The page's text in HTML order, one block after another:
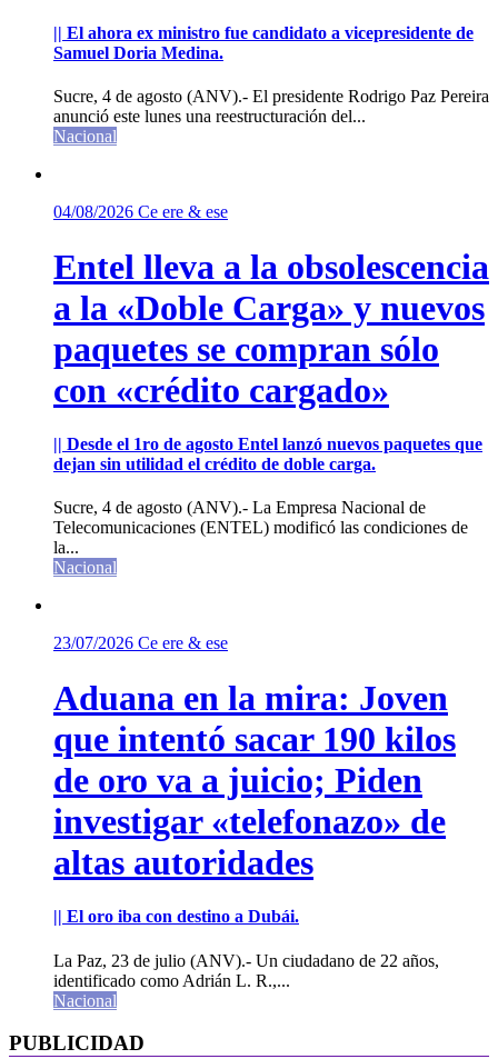
|| El ahora ex ministro fue candidato a vicepresidente de
Samuel Doria Medina.
Sucre, 4 de agosto (ANV).- El presidente Rodrigo Paz Pereira
anunció este lunes una reestructuración del...
Nacional
04/08/2026 Ce ere & ese
Entel lleva a la obsolescencia
a la «Doble Carga» y nuevos
paquetes se compran sólo
con «crédito cargado»
|| Desde el 1ro de agosto Entel lanzó nuevos paquetes que
dejan sin utilidad el crédito de doble carga.
Sucre, 4 de agosto (ANV).- La Empresa Nacional de
Telecomunicaciones (ENTEL) modificó las condiciones de
la...
Nacional
23/07/2026 Ce ere & ese
Aduana en la mira: Joven
que intentó sacar 190 kilos
de oro va a juicio; Piden
investigar «telefonazo» de
altas autoridades
|| El oro iba con destino a Dubái.
La Paz, 23 de julio (ANV).- Un ciudadano de 22 años,
identificado como Adrián L. R.,...
Nacional
PUBLICIDAD